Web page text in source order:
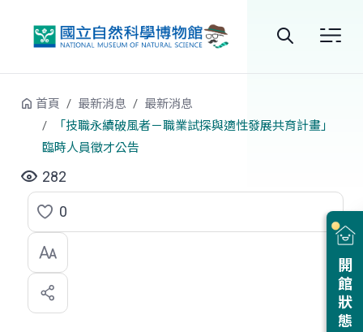
搜
開館狀態
首頁 最新消息
最新消息
「技職永續破風者－職業試探與適性發展共育計畫」
臨時人員徵才公告
282
點
選
喜
歡
0